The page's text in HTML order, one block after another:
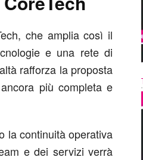
che amplia così il
e una rete di
rafforza la proposta
più completa e
la continuità operativa
e dei servizi verrà